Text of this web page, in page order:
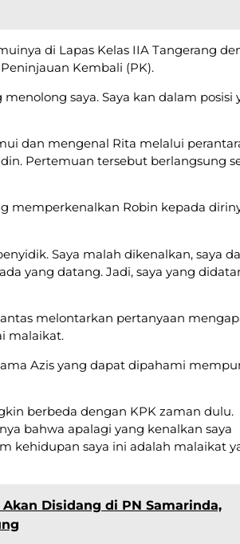
di Lapas Kelas IIA Tangerang
Kembali (PK).
saya. Saya kan dalam posisi
dan mengenal Rita melalui
Pertemuan tersebut berlangsung
memperkenalkan Robin kepada
Saya malah dikenalkan, saya
yang datang. Jadi, saya yang
melontarkan pertanyaan
malaikat.
Azis yang dapat dipahami
berbeda dengan KPK zaman dulu.
bahwa apalagi yang kenalkan saya
kehidupan saya ini adalah malaikat
Disidang di PN Samarinda,